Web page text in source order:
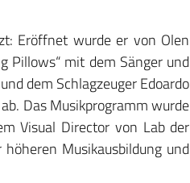
Eröffnet wurde er von Olen
Pillows“ mit dem Sänger und
dem Schlagzeuger Edoardo
Das Musikprogramm wurde
Visual Director von Lab der
Musikausbildung und